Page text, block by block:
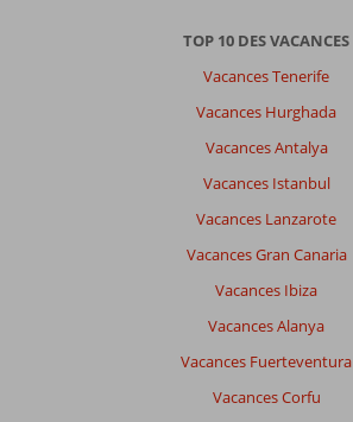
TOP 10 DES VACANCES
Vacances Tenerife
Vacances Hurghada
Vacances Antalya
Vacances Istanbul
Vacances Lanzarote
Vacances Gran Canaria
Vacances Ibiza
Vacances Alanya
Vacances Fuerteventura
Vacances Corfu